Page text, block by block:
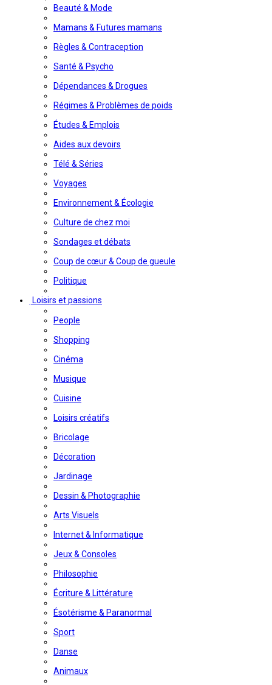
Beauté & Mode
Mamans & Futures mamans
Règles & Contraception
Santé & Psycho
Dépendances & Drogues
Régimes & Problèmes de poids
Études & Emplois
Aides aux devoirs
Télé & Séries
Voyages
Environnement & Écologie
Culture de chez moi
Sondages et débats
Coup de cœur & Coup de gueule
Politique
Loisirs et passions
People
Shopping
Cinéma
Musique
Cuisine
Loisirs créatifs
Bricolage
Décoration
Jardinage
Dessin & Photographie
Arts Visuels
Internet & Informatique
Jeux & Consoles
Philosophie
Écriture & Littérature
Ésotérisme & Paranormal
Sport
Danse
Animaux